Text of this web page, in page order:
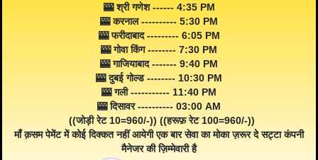
🎰 श्री गणेश ------ 4:35 PM
🎰 करनाल ---------- 5:30 PM
🎰 फरीदाबाद --------- 6:05 PM
🎰 गोवा किंग -------- 7:30 PM
🎰 गाजियाबाद ------- 9:40 PM
🎰 दुबई गोल्ड -------- 10:30 PM
🎰 गली ----------- 11:40 PM
🎰 दिसावर ---------- 03:00 AM
((जोड़ी रेट 10=960/-)) ((हरूफ़ रेट 100=960/-))
माँ क़सम पेमेंट में कोई दिक्कत नहीं आयेगी एक बार सेवा का मोका ज़रूर दे सट्टा कंपनी
मैनेजर की ज़िम्मेवारी है